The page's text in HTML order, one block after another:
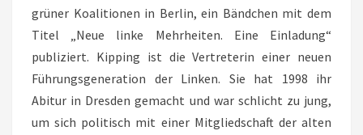
grüner Koalitionen in Berlin, ein Bändchen mit dem
Titel „Neue linke Mehrheiten. Eine Einladung“
publiziert. Kipping ist die Vertreterin einer neuen
Führungsgeneration der Linken. Sie hat 1998 ihr
Abitur in Dresden gemacht und war schlicht zu jung,
um sich politisch mit einer Mitgliedschaft der alten